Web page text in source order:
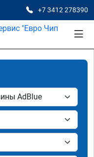
+7 3412 278390